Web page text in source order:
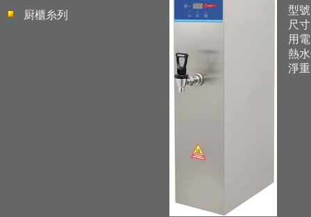
厨櫃糸列
型
尺
用
熱
淨